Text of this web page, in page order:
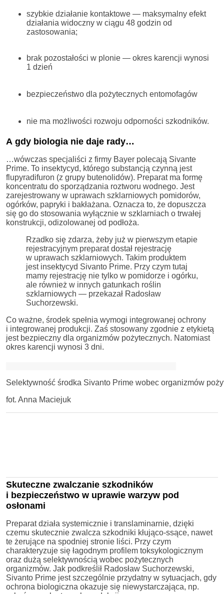
szybkie działanie kontaktowe — maksymalny efekt
działania widoczny w ciągu 48 godzin od
zastosowania;
brak pozostałości w plonie — okres karencji wynosi
1 dzień
bezpieczeństwo dla pożytecznych entomofagów
nie ma możliwości rozwoju odporności szkodników.
A gdy biologia nie daje rady…
…wówczas specjaliści z firmy Bayer polecają Sivante
Prime. To insektycyd, którego substancją czynną jest
flupyradifuron (z grupy butenolidów). Preparat ma formę
koncentratu do sporządzania roztworu wodnego. Jest
zarejestrowany w uprawach szklarniowych pomidorów,
ogórków, papryki i bakłażana. Oznacza to, że dopuszcza
się go do stosowania wyłącznie w szklarniach o trwałej
konstrukcji, odizolowanej od podłoża.
Rzadko się zdarza, żeby już w pierwszym etapie
rejestracyjnym preparat dostał rejestrację
w uprawach szklarniowych. Takim produktem
jest insektycyd Sivanto Prime. Przy czym tutaj
mamy rejestrację nie tylko w pomidorze i ogórku,
ale również w innych gatunkach roślin
szklarniowych — przekazał Radosław
Suchorzewski.
Co ważne, środek spełnia wymogi integrowanej ochrony
i integrowanej produkcji. Zaś stosowany zgodnie z etykietą
jest bezpieczny dla organizmów pożytecznych. Natomiast
okres karencji wynosi 3 dni.
Selektywność środka Sivanto Prime wobec organizmów
fot. Anna Maciejuk
Skuteczne zwalczanie szkodników
i bezpieczeństwo w uprawie warzyw pod
osłonami
Preparat działa systemicznie i translaminarnie, dzięki
czemu skutecznie zwalcza szkodniki kłująco-ssące, nawet
te żerujące na spodniej stronie liści. Przy czym
charakteryzuje się łagodnym profilem toksykologicznym
oraz dużą selektywnością wobec pożytecznych
organizmów. Jak podkreślił Radosław Suchorzewski,
Sivanto Prime jest szczególnie przydatny w sytuacjach, gdy
ochrona biologiczna okazuje się niewystarczająca, np.